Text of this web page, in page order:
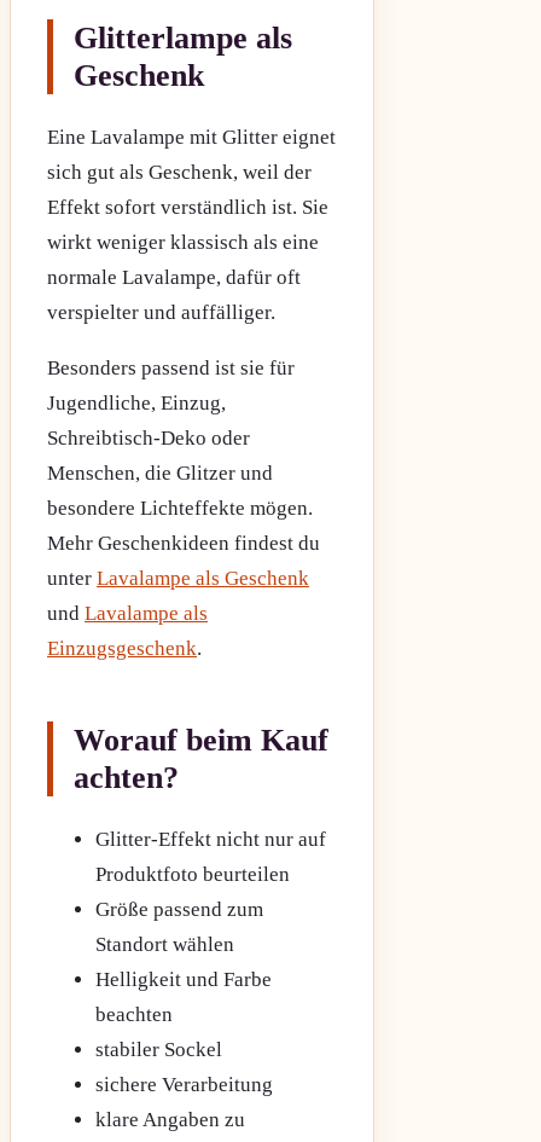
Glitterlampe als
Geschenk
Eine Lavalampe mit Glitter eignet
sich gut als Geschenk, weil der
Effekt sofort verständlich ist. Sie
wirkt weniger klassisch als eine
normale Lavalampe, dafür oft
verspielter und auffälliger.
Besonders passend ist sie für
Jugendliche, Einzug,
Schreibtisch-Deko oder
Menschen, die Glitzer und
besondere Lichteffekte mögen.
Mehr Geschenkideen findest du
unter Lavalampe als Geschenk
und Lavalampe als
Einzugsgeschenk.
Worauf beim Kauf
achten?
Glitter-Effekt nicht nur auf
Produktfoto beurteilen
Größe passend zum
Standort wählen
Helligkeit und Farbe
beachten
stabiler Sockel
sichere Verarbeitung
klare Angaben zu